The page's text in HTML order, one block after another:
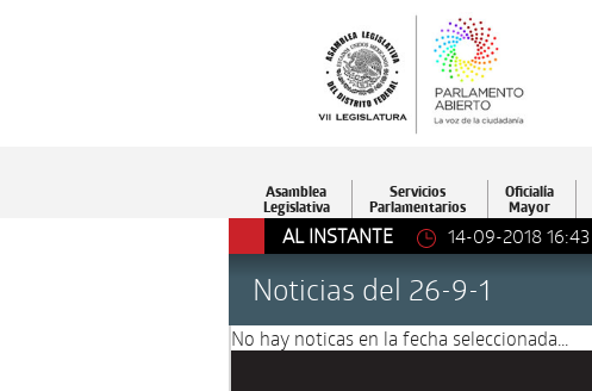
Asamblea
Legislativa
Servicios
Parlamentarios
Oficialía
Mayor
AL INSTANTE 14-09-2018 16:43
Noticias del 26-9-1
No hay noticas en la fecha seleccionada...